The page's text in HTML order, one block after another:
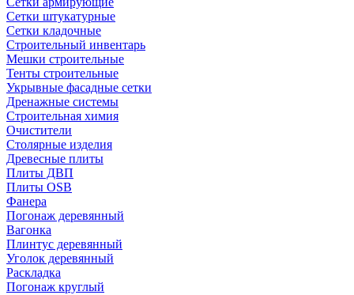
Сетки штукатурные
Сетки кладочные
Строительный инвентарь
Мешки строительные
Тенты строительные
Укрывные фасадные сетки
Дренажные системы
Строительная химия
Очистители
Столярные изделия
Древесные плиты
Плиты ДВП
Плиты OSB
Фанера
Погонаж деревянный
Вагонка
Плинтус деревянный
Уголок деревянный
Раскладка
Погонаж круглый